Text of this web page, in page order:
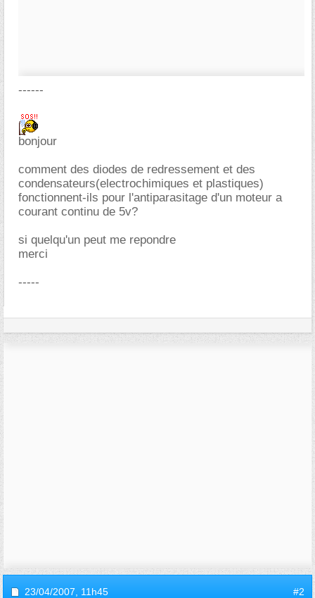
------
bonjour
comment des diodes de redressement et des
condensateurs(electrochimiques et plastiques)
fonctionnent-ils pour l'antiparasitage d'un moteur a
courant continu de 5v?
si quelqu'un peut me repondre
merci
-----
23/04/2007, 11h45 #2